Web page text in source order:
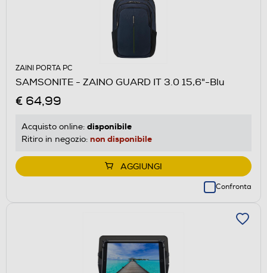
ZAINI PORTA PC
SAMSONITE - ZAINO GUARD IT 3.0 15,6"-Blu
€ 64,99
Acquisto online: disponibile
Ritiro in negozio: non disponibile
AGGIUNGI
Confronta